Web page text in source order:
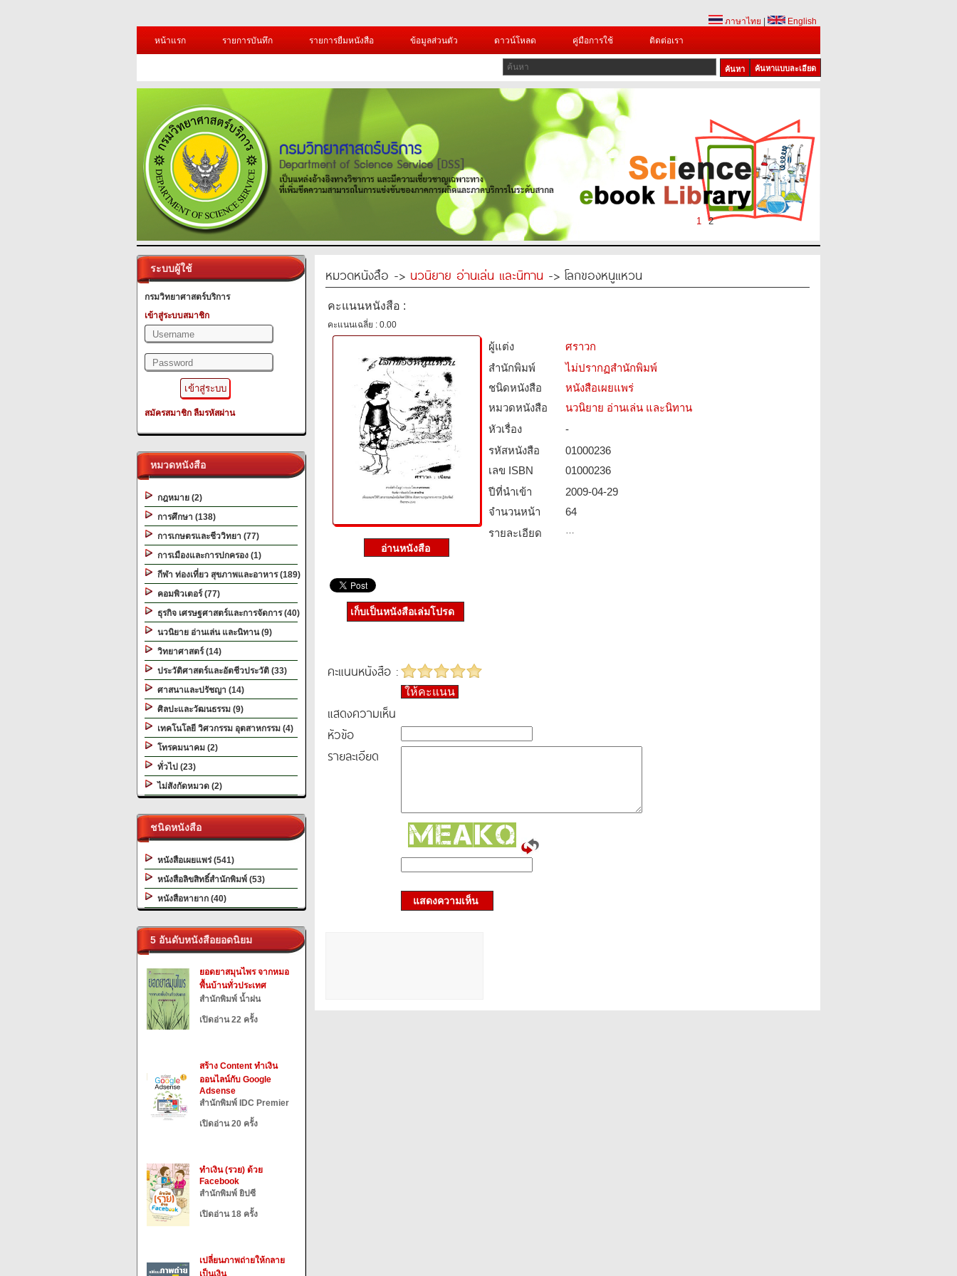
ภาษาไทย
English
หน้าแรก
รายการบันทึก รายการยืมหนังสือ ข้อมูลส่วนตัว ดาวน์โหลด คู่มือการใช้ ติดต่อเรา
ค้นหาแบบละเอียด
1 2
ระบบผู้ใช้
กรมวิทยาศาสตร์บริการ
เข้าสู่ระบบสมาชิก
สมัครสมาชิก ลืมรหัสผ่าน
หมวดหนังสือ
กฎหมาย (2)
การศึกษา (138)
การเกษตรและชีววิทยา (77)
การเมืองและการปกครอง (1)
กีฬา ท่องเที่ยว สุขภาพและอาหาร (189)
คอมพิวเตอร์ (77)
ธุรกิจ เศรษฐศาสตร์และการจัดการ (40)
นวนิยาย อ่านเล่น และนิทาน (9)
วิทยาศาสตร์ (14)
ประวัติศาสตร์และอัตชีวประวัติ (33)
ศาสนาและปรัชญา (14)
ศิลปะและวัฒนธรรม (9)
เทคโนโลยี วิศวกรรม อุตสาหกรรม (4)
โทรคมนาคม (2)
ทั่วไป (23)
ไม่สังกัดหมวด (2)
ชนิดหนังสือ
หนังสือเผยแพร่ (541)
หนังสือลิขสิทธิ์สำนักพิมพ์ (53)
หนังสือหายาก (40)
5 อันดับหนังสือยอดนิยม
ยอดยาสมุนไพร จากหมอ
พื้นบ้านทั่วประเทศ
สำนักพิมพ์ น้ำฝน
เปิดอ่าน 22 ครั้ง
สร้าง Content ทำเงิน
ออนไลน์กับ Google
Adsense
สำนักพิมพ์ IDC Premier
เปิดอ่าน 20 ครั้ง
ทำเงิน (รวย) ด้วย
Facebook
สำนักพิมพ์ ยิปซี
เปิดอ่าน 18 ครั้ง
เปลี่ยนภาพถ่ายให้กลาย
เป็นเงิน
หมวดหนังสือ -> นวนิยาย อ่านเล่น และนิทาน -> โลกของหนูแหวน
คะแนนหนังสือ :
คะแนนเฉลี่ย : 0.00
ผู้แต่ง
ศราวก
สำนักพิมพ์
ไม่ปรากฏสำนักพิมพ์
ชนิดหนังสือ­
หนังสือเผยแพร่
หมวดหนังสือ­
นวนิยาย อ่านเล่น และนิทาน
หัวเรื่อง
-
รหัสหนังสือ­
01000236
เลข ISBN
01000236
ปีที่นำเข้า
2009-04-29
จำนวนหน้า
64
รายละเอียด
…
เก็บเป็นหนังสือเล่มโปรด
คะแนนหนังสือ :
ให้คะแนน
แสดงความเห็น
หัวข้อ
รายละเอียด
แสดงความเห็น